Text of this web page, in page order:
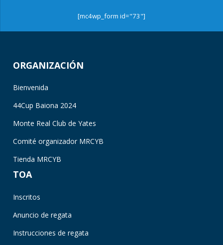
[mc4wp_form id="73"]
ORGANIZACIÓN
Bienvenida
44Cup Baiona 2024
Monte Real Club de Yates
Comité organizador MRCYB
Tienda MRCYB
TOA
Inscritos
Anuncio de regata
Instrucciones de regata